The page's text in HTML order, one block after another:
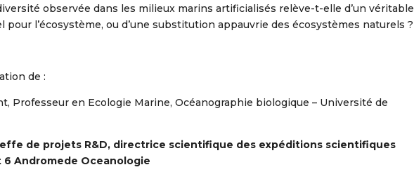
observée dans les milieux marins artificialisés relève-t-elle d’un véritable
pour l’écosystème, ou d’une substitution appauvrie des écosystèmes naturels ?
de :
Professeur en Ecologie Marine, Océanographie biologique – Université de
de projets R&D, directrice scientifique des expéditions scientifiques
6 Andromede Oceanologie